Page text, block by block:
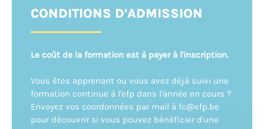
CONDITIONS D'ADMISSION
Le coût de la formation est à payer à l'inscription.
Vous êtes apprenant ou vous avez déjà suivi une
formation continue à l'efp dans l'année en cours ?
Envoyez vos coordonnées par mail à fc@efp.be
pour découvrir si vous pouvez bénéficier d'une